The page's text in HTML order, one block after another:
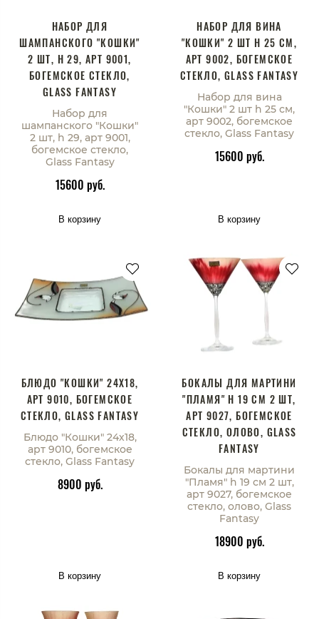
НАБОР ДЛЯ
ШАМПАНСКОГО "КОШКИ"
2 ШТ, H 29, АРТ 9001,
БОГЕМСКОЕ СТЕКЛО,
GLASS FANTASY
Набор для
шампанского "Кошки"
2 шт, h 29, арт 9001,
богемское стекло,
Glass Fantasy
15600 руб.
В корзину
НАБОР ДЛЯ ВИНА
"КОШКИ" 2 ШТ H 25 СМ,
АРТ 9002, БОГЕМСКОЕ
СТЕКЛО, GLASS FANTASY
Набор для вина
"Кошки" 2 шт h 25 см,
арт 9002, богемское
стекло, Glass Fantasy
15600 руб.
В корзину
БЛЮДО "КОШКИ" 24Х18,
АРТ 9010, БОГЕМСКОЕ
СТЕКЛО, GLASS FANTASY
Блюдо "Кошки" 24х18,
арт 9010, богемское
стекло, Glass Fantasy
8900 руб.
В корзину
БОКАЛЫ ДЛЯ МАРТИНИ
"ПЛАМЯ" H 19 СМ 2 ШТ,
АРТ 9027, БОГЕМСКОЕ
СТЕКЛО, ОЛОВО, GLASS
FANTASY
Бокалы для мартини
"Пламя" h 19 см 2 шт,
арт 9027, богемское
стекло, олово, Glass
Fantasy
18900 руб.
В корзину